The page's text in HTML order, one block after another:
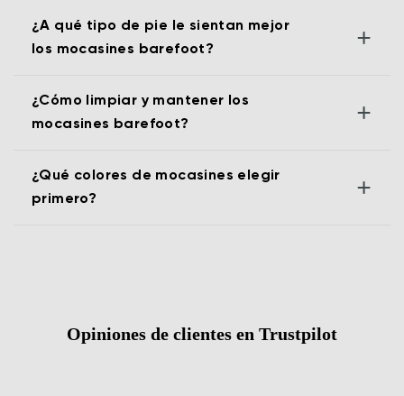
¿A qué tipo de pie le sientan mejor
los mocasines barefoot?
+
¿Cómo limpiar y mantener los
mocasines barefoot?
+
¿Qué colores de mocasines elegir
primero?
+
Opiniones de clientes en Trustpilot